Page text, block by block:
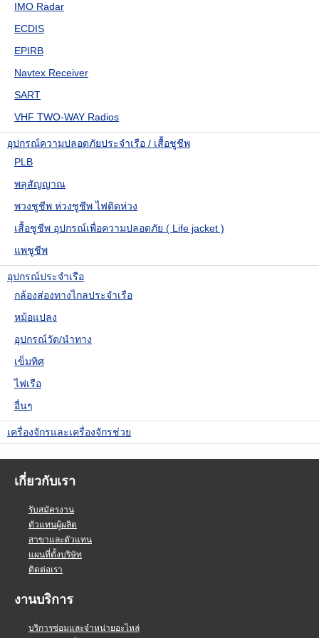
IMO Radar
ECDIS
EPIRB
Navtex Receiver
SART
VHF TWO-WAY Radios
อุปกรณ์ความปลอดภัยประจำเรือ / เสื้อชูชีพ
PLB
พลุสัญญาณ
พวงชูชีพ ห่วงชูชีพ ไฟติดห่วง
เสื้อชูชีพ อุปกรณ์เพื่อความปลอดภัย ( Life jacket )
แพชูชีพ
อุปกรณ์ประจำเรือ
กล้องส่องทางไกลประจำเรือ
หม้อแปลง
อุปกรณ์วัด/นำทาง
เข็มทิศ
ไฟเรือ
อื่นๆ
เครื่องจักรและเครื่องจักรช่วย
เกี่ยวกับเรา
รับสมัครงาน
ตัวแทนผู้ผลิต
สาขาและตัวแทน
แผนที่ตั้งบริษัท
ติดต่อเรา
งานบริการ
บริการซ่อมและจำหน่ายอะไหล่